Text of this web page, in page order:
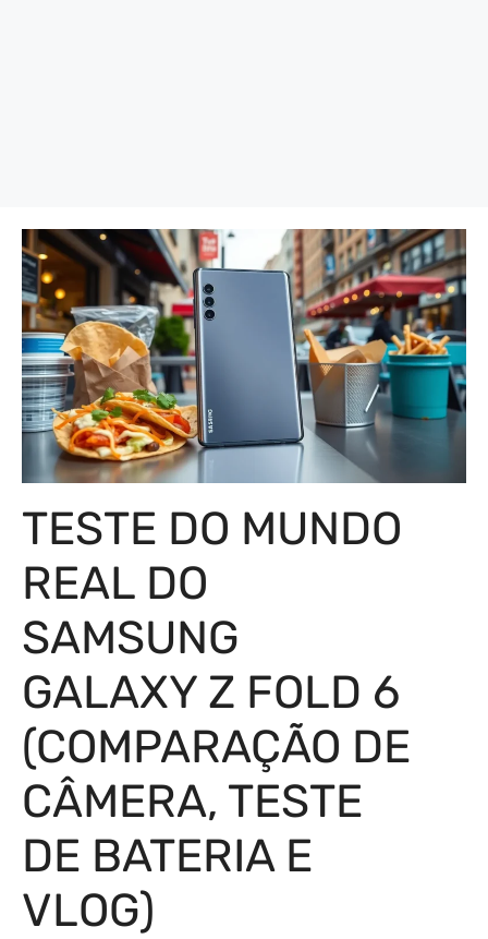
TESTE DO MUNDO
REAL DO
SAMSUNG
GALAXY Z FOLD 6
(COMPARAÇÃO DE
CÂMERA, TESTE
DE BATERIA E
VLOG)